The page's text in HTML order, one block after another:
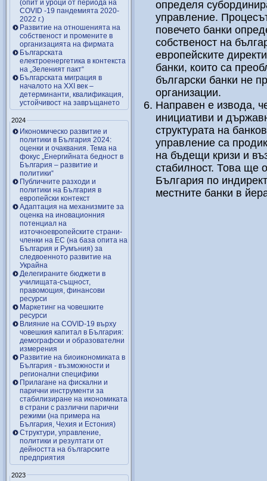
(опит и уроци от периода на
COVID -19 пандемията 2020-
2022 г.)
Развитие на отношенията на
собственост и промените в
организацията на фирмата
Българската
електроенергетика в контекста
на „Зеленият пакт“
Българската миграция в
началото на ХХІ век –
детерминанти, квалификация,
устойчивост на завръщането
2024
Икономическо развитие и
политики в България 2024:
оценки и очаквания. Тема на
фокус „Енергийната бедност в
България – развитие и
политики“
Публичните разходи и
политики на България в
европейски контекст
Адаптация на механизмите за
оценка на иновационния
потенциал на
източноевропейските страни-
членки на ЕС (на база опита на
България и Румъния) за
следвоенното развитие на
Украйна
Делегираните бюджети в
училищата-същност,
правомощия, финансови
ресурси
Маркетинг на човешките
ресурси
Влияние на COVID-19 върху
човешкия капитал в България:
демографски и образователни
измерения
Развитие на биоикономиката в
България - възможности и
регионални специфики
Прилагане на фискални и
парични инструменти за
стабилизиране на икономиката
в страни с различни парични
режими (на примера на
България, Чехия и Естония)
Структури, управление,
политики и резултати от
дейността на българските
предприятия
2023
определя
управление.
повечето банки
собственост на
европейските
банки, които са
български банки не
организации.
Направен е извода,
инициативи и
структурата на
управление са
на бъдещи кризи и
стабилност. Това ще
България по
местните банки в